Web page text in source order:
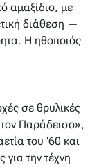
αμαξίδιο, με
διάθεση —
Η ηθοποιός
σε θρυλικές
Παράδεισο»,
του ’60 και
για την τέχνη